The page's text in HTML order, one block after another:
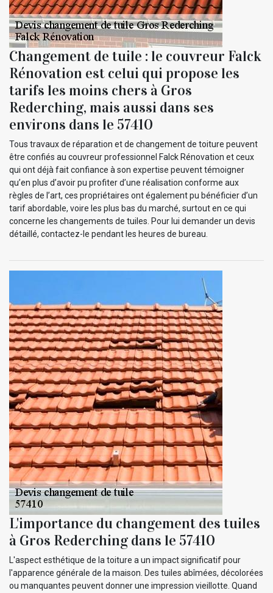
Changement de tuile : le couvreur Falck
Rénovation est celui qui propose les
tarifs les moins chers à Gros
Rederching, mais aussi dans ses
environs dans le 57410
Tous travaux de réparation et de changement de toiture peuvent
être confiés au couvreur professionnel Falck Rénovation et ceux
qui ont déjà fait confiance à son expertise peuvent témoigner
qu’en plus d’avoir pu profiter d’une réalisation conforme aux
règles de l’art, ces propriétaires ont également pu bénéficier d’un
tarif abordable, voire les plus bas du marché, surtout en ce qui
concerne les changements de tuiles. Pour lui demander un devis
détaillé, contactez-le pendant les heures de bureau.
L'importance du changement des tuiles
à Gros Rederching dans le 57410
L'aspect esthétique de la toiture a un impact significatif pour
l'apparence générale de la maison. Des tuiles abîmées, décolorées
ou manquantes peuvent donner une impression vieillotte. Quand